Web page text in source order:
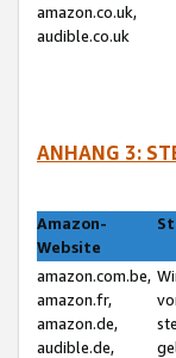
amazon.co.uk,
audible.co.uk
ANHANG 3:
Amazon-
Website
amazon.com.be,
amazon.fr,
amazon.de,
audible.de,